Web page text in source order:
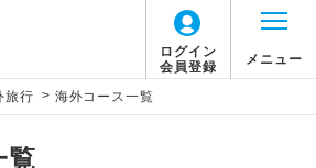
ログイン
会員登録
メニュー
旅行 > 海外コース一覧
覧
出発地から追加代金でご参